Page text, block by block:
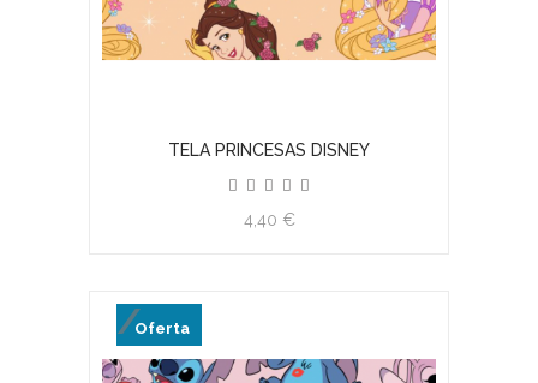
TELA PRINCESAS DISNEY
4,40 €
Oferta